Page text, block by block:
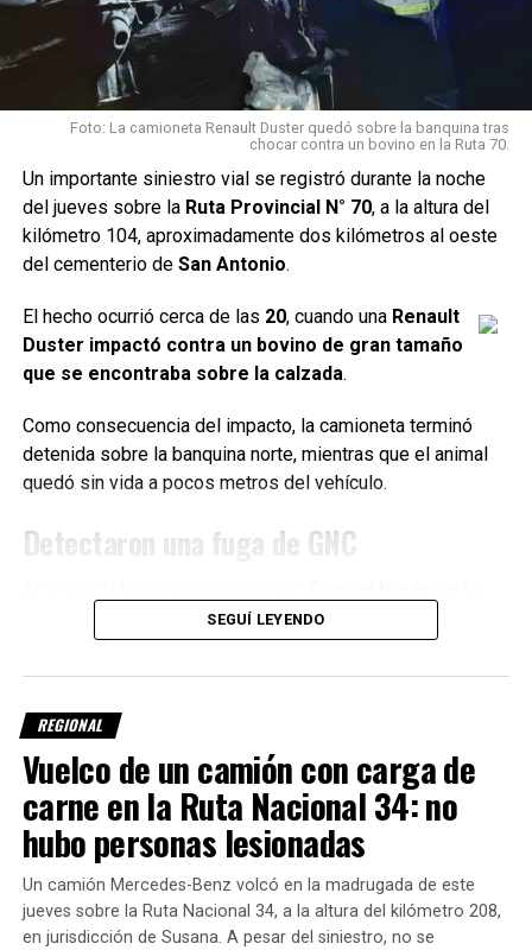
Foto: La camioneta Renault Duster quedó sobre la banquina tras
chocar contra un bovino en la Ruta 70.
Un importante siniestro vial se registró durante la noche
del jueves sobre la Ruta Provincial N° 70, a la altura del
kilómetro 104, aproximadamente dos kilómetros al oeste
del cementerio de San Antonio.
El hecho ocurrió cerca de las 20, cuando una Renault
Duster impactó contra un bovino de gran tamaño
que se encontraba sobre la calzada.
Como consecuencia del impacto, la camioneta terminó
detenida sobre la banquina norte, mientras que el animal
quedó sin vida a pocos metros del vehículo.
Detectaron una fuga de GNC
Agrupación Bomberos Zapadores Rafaela
los ocupantes ya se encontraban fuera de la camioneta.
evaluados por personal del
el informe oficial, ninguno presentaba lesiones y no fue
necesario trasladarlos a un centro de salud.
Durante la inspección del vehículo, los bomberos
detectaron unafuga activa de gas en el sistema de
GNC, por lo que debieron intervenir para controlar la
situación.
SEGUÍ LEYENDO
REGIONAL
Vuelco de un camión con carga de
carne en la Ruta Nacional 34: no
hubo personas lesionadas
Un camión Mercedes-Benz volcó en la madrugada de este
jueves sobre la Ruta Nacional 34, a la altura del kilómetro 208,
en jurisdicción de Susana. A pesar del siniestro, no se